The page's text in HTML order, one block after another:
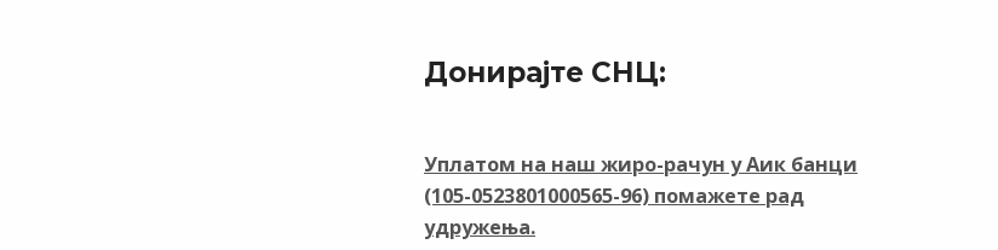
e
b
o
k
e
gr
m
k
e
n
er
p
p
Донирајте СНЦ:
Уплатом на наш жиро-рачун у Аик банци
(105-0523801000565-96) помажете рад
удружења.